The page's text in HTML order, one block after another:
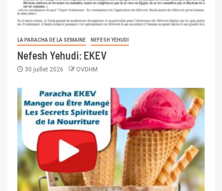
LA PARACHA DE LA SEMAINE NEFESH YEHUDI
Nefesh Yehudi: EKEV
30 juillet 2026 OVDHM